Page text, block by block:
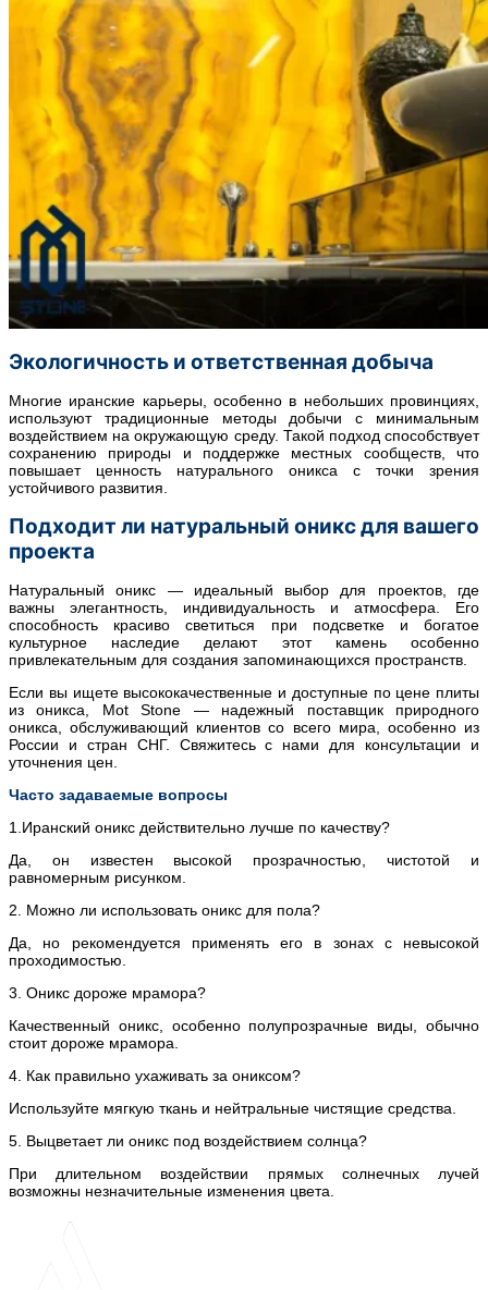
Экологичность и ответственная добыча
Многие иранские карьеры, особенно в небольших провинциях,
используют традиционные методы добычи с минимальным
воздействием на окружающую среду. Такой подход способствует
сохранению природы и поддержке местных сообществ, что
повышает ценность натурального оникса с точки зрения
устойчивого развития.
Подходит ли натуральный оникс для вашего
проекта
Натуральный оникс — идеальный выбор для проектов, где
важны элегантность, индивидуальность и атмосфера. Его
способность красиво светиться при подсветке и богатое
культурное наследие делают этот камень особенно
привлекательным для создания запоминающихся пространств.
Если вы ищете высококачественные и доступные по цене плиты
из оникса, Mot Stone — надежный поставщик природного
оникса, обслуживающий клиентов со всего мира, особенно из
России и стран СНГ. Свяжитесь с нами для консультации и
уточнения цен.
Часто задаваемые вопросы
1.Иранский оникс действительно лучше по качеству?
Да, он известен высокой прозрачностью, чистотой и
равномерным рисунком.
2. Можно ли использовать оникс для пола?
Да, но рекомендуется применять его в зонах с невысокой
проходимостью.
3. Оникс дороже мрамора?
Качественный оникс, особенно полупрозрачные виды, обычно
стоит дороже мрамора.
4. Как правильно ухаживать за ониксом?
Используйте мягкую ткань и нейтральные чистящие средства.
5. Выцветает ли оникс под воздействием солнца?
При длительном воздействии прямых солнечных лучей
возможны незначительные изменения цвета.